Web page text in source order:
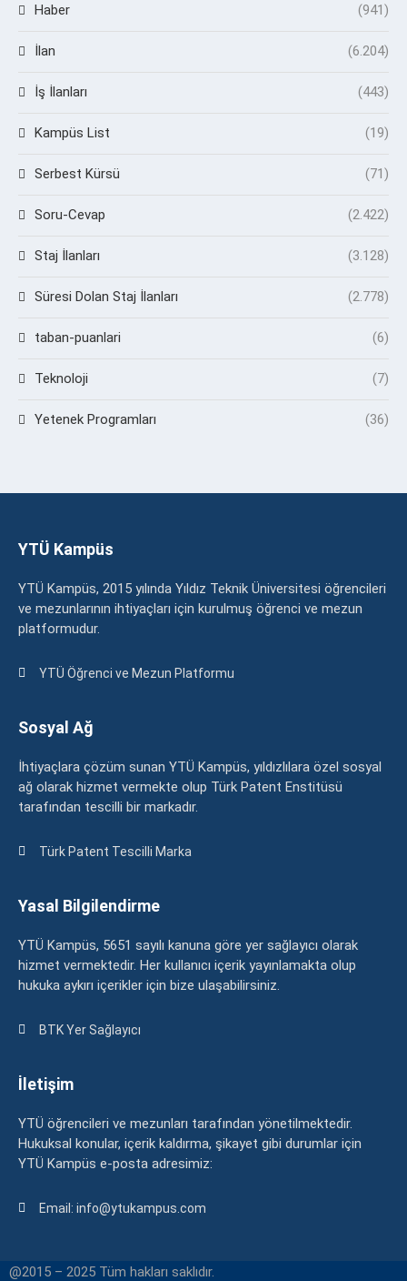
Haber (941)
İlan (6.204)
İş İlanları (443)
Kampüs List (19)
Serbest Kürsü (71)
Soru-Cevap (2.422)
Staj İlanları (3.128)
Süresi Dolan Staj İlanları (2.778)
taban-puanlari (6)
Teknoloji (7)
Yetenek Programları (36)
YTÜ Kampüs
YTÜ Kampüs, 2015 yılında Yıldız Teknik Üniversitesi öğrencileri
ve mezunlarının ihtiyaçları için kurulmuş öğrenci ve mezun
platformudur.
YTÜ Öğrenci ve Mezun Platformu
Sosyal Ağ
İhtiyaçlara çözüm sunan YTÜ Kampüs, yıldızlılara özel sosyal
ağ olarak hizmet vermekte olup Türk Patent Enstitüsü
tarafından tescilli bir markadır.
Türk Patent Tescilli Marka
Yasal Bilgilendirme
YTÜ Kampüs, 5651 sayılı kanuna göre yer sağlayıcı olarak
hizmet vermektedir. Her kullanıcı içerik yayınlamakta olup
hukuka aykırı içerikler için bize ulaşabilirsiniz.
BTK Yer Sağlayıcı
İletişim
YTÜ öğrencileri ve mezunları tarafından yönetilmektedir.
Hukuksal konular, içerik kaldırma, şikayet gibi durumlar için
YTÜ Kampüs e-posta adresimiz:
Email: info@ytukampus.com
@2015 – 2025 Tüm hakları saklıdır.